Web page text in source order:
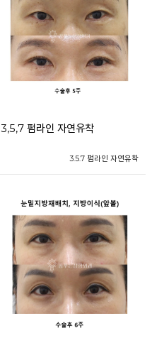
3,5,7 펌라인 자연유착
3.5.7 펌라인 자연유착